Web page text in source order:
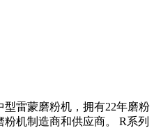
雷蒙磨粉机，拥有22年磨粉
机制造商和供应商。 R系列